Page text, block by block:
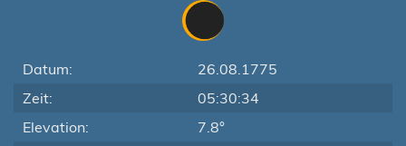
Datum:
26.08.1775
Zeit:
05:30:34
Elevation:
7.8°